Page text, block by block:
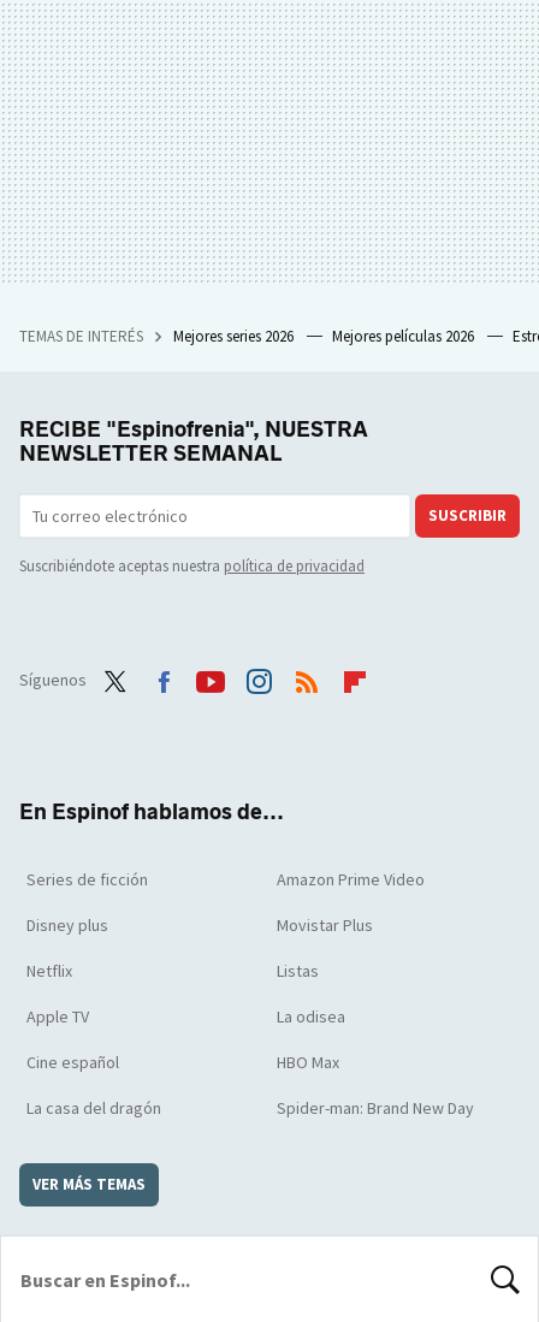
TEMAS DE INTERÉS Mejores series 2026 Mejores películas 2026
RECIBE "Espinofrenia", NUESTRA
NEWSLETTER SEMANAL
SUSCRIBIR
Suscribiéndote aceptas nuestra política de privacidad
Síguenos
En Espinof hablamos de...
Series de ficción Amazon Prime Video
Disney plus Movistar Plus
Netflix Listas
Apple TV La odisea
Cine español HBO Max
La casa del dragón Spider-man: Brand New Day
VER MÁS TEMAS